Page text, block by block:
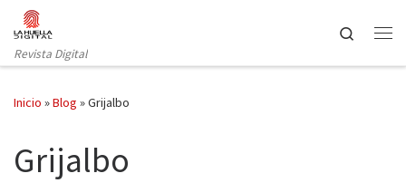
Saltar al contenido
Revista Digital
Search
Inicio »Blog »Grijalbo
Grijalbo